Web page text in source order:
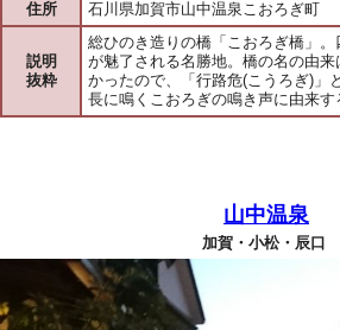
住所 石川県加賀市山中温泉こおろぎ町
説明
抜粋
総ひのき造りの橋「こおろぎ橋」。
が魅了される名勝地。橋の名の由
かったので、「行路危(こうろぎ)」
長に鳴くこおろぎの鳴き声に由来す
山中温泉
加賀・小松・辰口